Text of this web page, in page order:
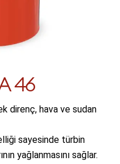
46
direnç, hava ve sudan
sayesinde türbin
yağlanmasını sağlar.